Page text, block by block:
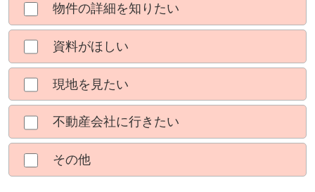
物件の詳細を知りたい
資料がほしい
現地を見たい
不動産会社に行きたい
その他